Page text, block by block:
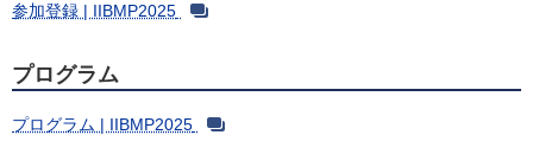
参加登録 | IIBMP2025
プログラム
プログラム | IIBMP2025